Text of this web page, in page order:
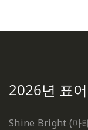
2026년 표
Shine Bright (마